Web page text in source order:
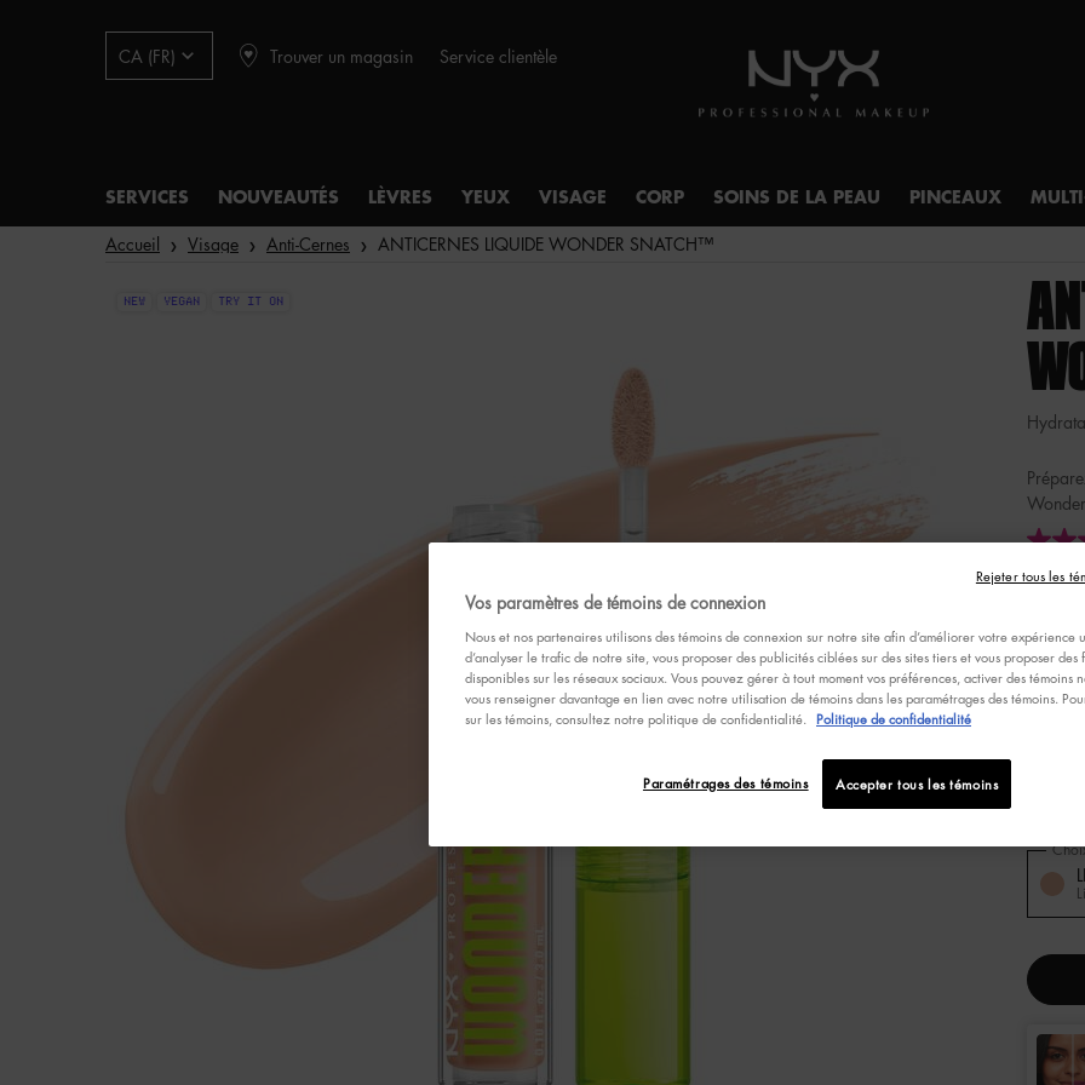
CA (FR) Trouver un magasin Service clientèle
SERVICES NOUVEAUTÉS LÈVRES YEUX VISAGE CORP SOINS DE LA PEAU PINCEAUX
Accueil Visage Anti-Cernes ANTICERNES LIQUIDE WONDER SNATCH™
4.6
étoiles
sur
valeur
de
note
même
page.
NEW VEGAN TRY IT ON
Select
Selected
LIGHT
Selected
Vos paramètres de témoins de connexion
Nous et nos partenaires utilisons des témoins de connexion sur notre site afin d’améliorer votre expérience
d’analyser le trafic de notre site, vous proposer des publicités ciblées sur des sites tiers et vous proposer des
disponibles sur les réseaux sociaux. Vous pouvez gérer à tout moment vos préférences, activer des témoins
vous renseigner davantage en lien avec notre utilisation de témoins dans les paramétrages des témoins.
sur les témoins, consultez notre politique de confidentialité. Politique de confidentialité
Accepter tous les témoins
Paramétrages des témoins
Rejeter tous les